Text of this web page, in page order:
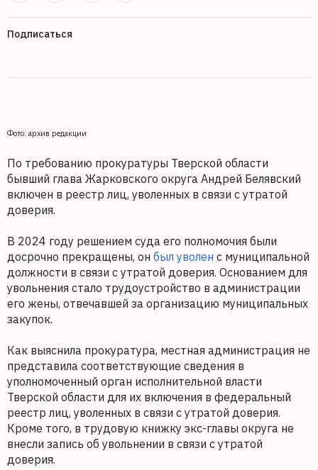
Подписаться
Фото: архив редакции
По требованию прокуратуры Тверской области
бывший глава Жарковского округа Андрей Белявский
включен в реестр лиц, уволенных в связи с утратой
доверия.
В 2024 году решением суда его полномочия были
досрочно прекращены, он был уволен с муниципальной
должности в связи с утратой доверия. Основанием для
увольнения стало трудоустройство в администрации
его жены, отвечавшей за организацию муниципальных
закупок.
Как выяснила прокуратура, местная администрация не
представила соответствующие сведения в
уполномоченный орган исполнительной власти
Тверской области для их включения в федеральный
реестр лиц, уволенных в связи с утратой доверия.
Кроме того, в трудовую книжку экс-главы округа не
внесли запись об увольнении в связи с утратой
доверия.